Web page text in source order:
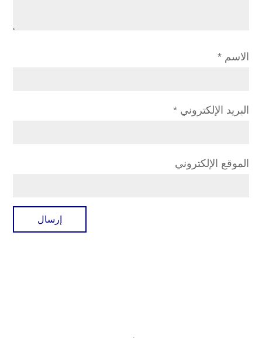
الاسم *
البريد الإلكتروني *
الموقع الإلكتروني